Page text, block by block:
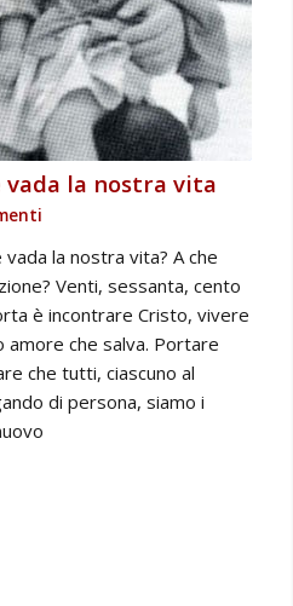
vada la nostra vita
la nostra vita? A che
Venti, sessanta, cento
è incontrare Cristo, vivere
amore che salva. Portare
che tutti, ciascuno al
di persona, siamo i